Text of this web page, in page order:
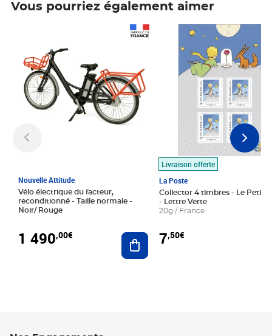
Vous pourriez également aimer
Nouvelle Attitude
Vélo électrique du facteur,
reconditionné - Taille normale -
Noir/ Rouge
1 490,00€ Ajouter au panier
Livraison offerte
La Poste
Collector 4 timbres - Le Petit
- Lettre Verte
20g / France
7,50€
Prix 7,50€